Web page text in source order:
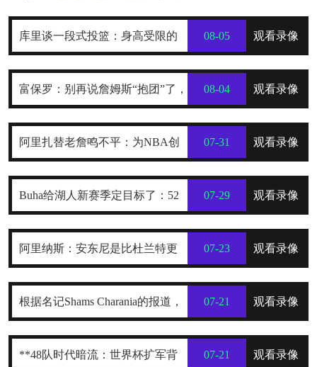
库里谈一段式投篮：身高受限的
我，靠它时刻保持发力与极快出手
08-05 观看录像
富保罗：别再说詹姆斯“抱团”了，
他只是在寻找最好的合作者
08-04 观看录像
阿里扎替老詹鸣不平：为NBA创
造数十亿财富，2年800万被亏待了
07-31 观看录像
Buha给湖人新赛季定目标了：52
到54胜，健康前提下西部前四稳了
07-29 观看录像
阿里纳斯：安东尼是比杜兰特更
全面的得分手
07-23 观看录像
根据名记Shams Charania的报道，
詹姆斯已经把目标范围缩小到了热
07-21 观看录像
**48队时代暗流：世界杯扩军背 07-21 观看录像